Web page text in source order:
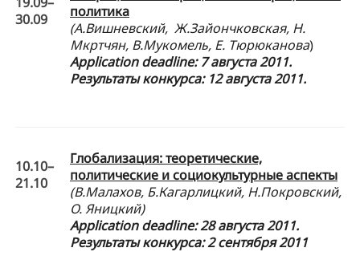
30.09
политика
(А.Вишневский, Ж.Зайончковская, Н.
Мкртчян, В.Мукомель, Е. Тюрюканова)
Applicationdeadline: 7 августа 2011.
Результаты конкурса: 12 августа2011.
10.10–
21.10
Глобализация: теоретические,
политические и социокультурные аспекты
(В.Малахов, Б.Кагарлицкий, Н.Покровский,
О. Яницкий)
Applicationdeadline: 28 августа 2011.
Результаты конкурса: 2 сентября 2011